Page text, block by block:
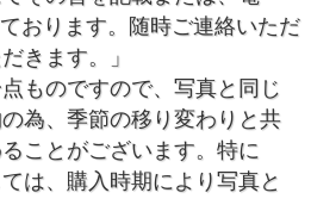
おります。随時ご連絡いただ
きます。」
ものですので、写真と同じ
為、季節の移り変わりと共
ことがございます。特に
は、購入時期により写真と